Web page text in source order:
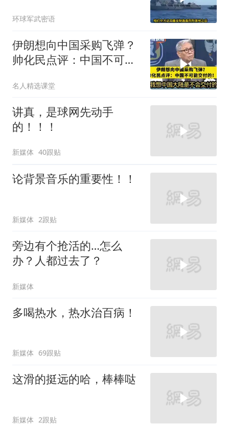
环球军武密语
伊朗想向中国采购飞弹？
帅化民点评：中国不可能
名人精选课堂
讲真，是球网先动手
的！！！
新媒体 40跟贴
论背景音乐的重要性！！
新媒体 2跟贴
旁边有个抢活的…怎么
办？人都过去了？
新媒体
多喝热水，热水治百病！
新媒体 69跟贴
这滑的挺远的哈，棒棒哒
新媒体 2跟贴